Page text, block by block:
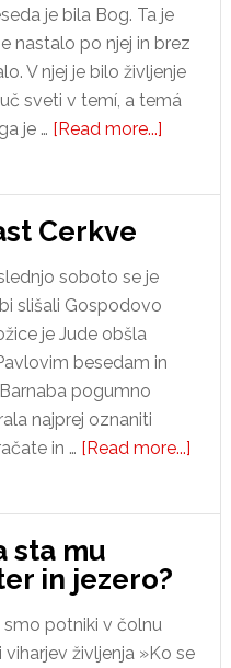
je bila Bog. Ta je
nastalo po njej in brez
V njej je bilo življenje
sveti v temí, a temá
je … [Read more...]about
nikoli
miruje!
Cerkve
soboto se je
slišali Gospodovo
je Jude obšla
besedam in
pogumno
najprej oznaniti
in … [Read more...]
sta mu
in jezero?
smo potniki v čolnu
viharjev življenja »Ko se